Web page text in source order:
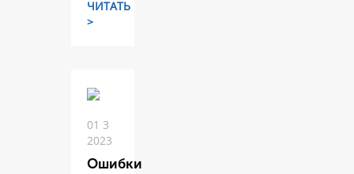
ЧИТАТЬ
>
01 3
2023
Ошибки